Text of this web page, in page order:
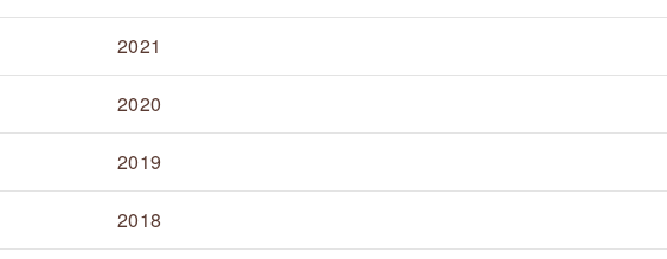
2021
2020
2019
2018